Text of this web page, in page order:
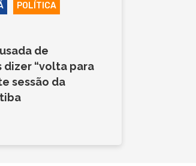
POLÍTICA
de
“volta para
sessão da